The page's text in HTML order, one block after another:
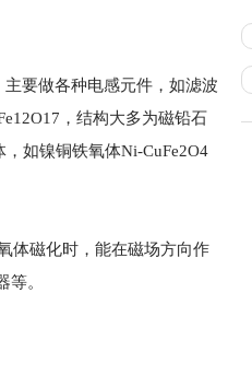
要做各种电感元件，如滤波
，结构大多为磁铅石
如镍铜铁氧体Ni-CuFe2O4
体磁化时，能在磁场方向作
。